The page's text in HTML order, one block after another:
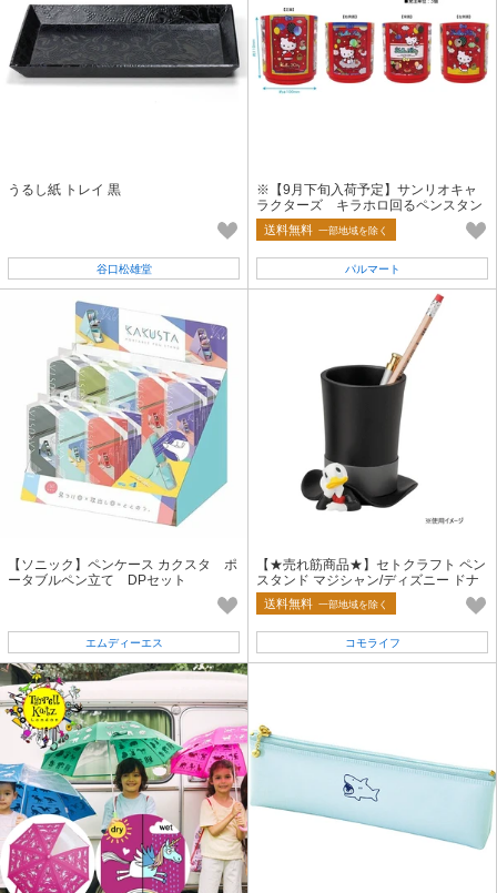
うるし紙 トレイ 黒
谷口松雄堂
※【9月下旬入荷予定】サンリオキャ
ラクターズ キラホロ回るペンスタン
ド CPE11
送料無料 一部地域を除く
パルマート
【ソニック】ペンケース カクスタ ポ
ータブルペン立て DPセット
エムディーエス
【★売れ筋商品★】セトクラフト ペン
スタンド マジシャン/ディズニー ドナ
ルド SD-6265
送料無料 一部地域を除く
コモライフ